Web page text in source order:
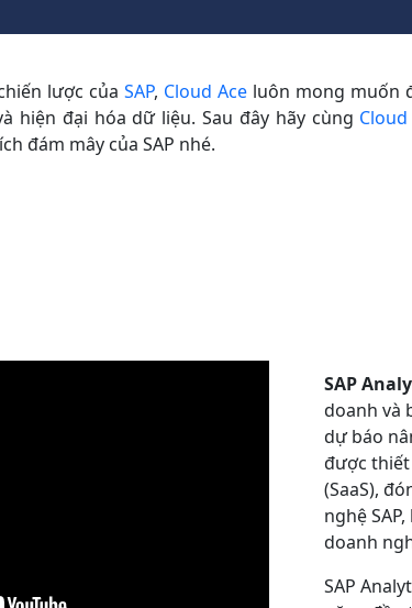
lược của SAP, Cloud Aceluôn mong muốn
hiện đại hóa dữ liệu. Sau đây hãy cùng
đám mây của SAP nhé.
SAP
doanh và
dự báo
được thiết
(SaaS),
nghệ
doanh
SAP